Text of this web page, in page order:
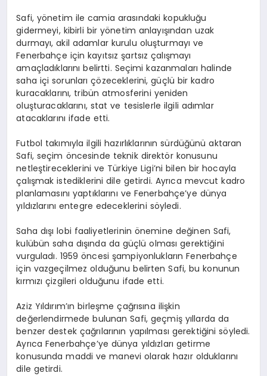
Safi, yönetim ile camia arasındaki kopukluğu
gidermeyi, kibirli bir yönetim anlayışından uzak
durmayı, akil adamlar kurulu oluşturmayı ve
Fenerbahçe için kayıtsız şartsız çalışmayı
amaçladıklarını belirtti. Seçimi kazanmaları halinde
saha içi sorunları çözeceklerini, güçlü bir kadro
kuracaklarını, tribün atmosferini yeniden
oluşturacaklarını, stat ve tesislerle ilgili adımlar
atacaklarını ifade etti.
Futbol takımıyla ilgili hazırlıklarının sürdüğünü aktaran
Safi, seçim öncesinde teknik direktör konusunu
netleştireceklerini ve Türkiye Ligi’ni bilen bir hocayla
çalışmak istediklerini dile getirdi. Ayrıca mevcut kadro
planlamasını yaptıklarını ve Fenerbahçe’ye dünya
yıldızlarını entegre edeceklerini söyledi.
Saha dışı lobi faaliyetlerinin önemine değinen Safi,
kulübün saha dışında da güçlü olması gerektiğini
vurguladı. 1959 öncesi şampiyonlukların Fenerbahçe
için vazgeçilmez olduğunu belirten Safi, bu konunun
kırmızı çizgileri olduğunu ifade etti.
Aziz Yıldırım’ın birleşme çağrısına ilişkin
değerlendirmede bulunan Safi, geçmiş yıllarda da
benzer destek çağrılarının yapılması gerektiğini söyledi.
Ayrıca Fenerbahçe’ye dünya yıldızları getirme
konusunda maddi ve manevi olarak hazır olduklarını
dile getirdi.